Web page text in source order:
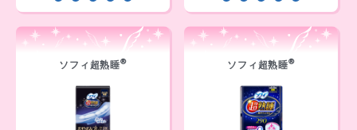
ソフィ超熟睡® ソフィ超熟睡®